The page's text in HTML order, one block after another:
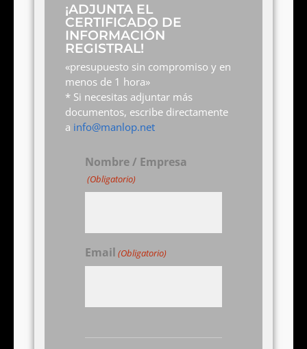
¡ADJUNTA EL
CERTIFICADO DE
INFORMACIÓN
REGISTRAL!
«presupuesto sin compromiso y en
menos de 1 hora»
* Si necesitas adjuntar más
documentos, escribe directamente
a info@manlop.net
Nombre / Empresa
(Obligatorio)
Email (Obligatorio)